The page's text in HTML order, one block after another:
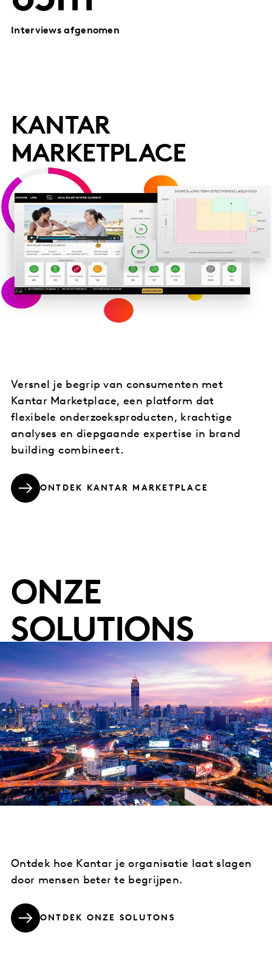
Interviews afgenomen
KANTAR
MARKETPLACE
Versnel je begrip van consumenten met
Kantar Marketplace, een platform dat
flexibele onderzoeksproducten, krachtige
analyses en diepgaande expertise in brand
building combineert.
ONTDEK KANTAR MARKETPLACE
ONZE
SOLUTIONS
Ontdek hoe Kantar je organisatie laat slagen
door mensen beter te begrijpen.
ONTDEK ONZE SOLUTONS